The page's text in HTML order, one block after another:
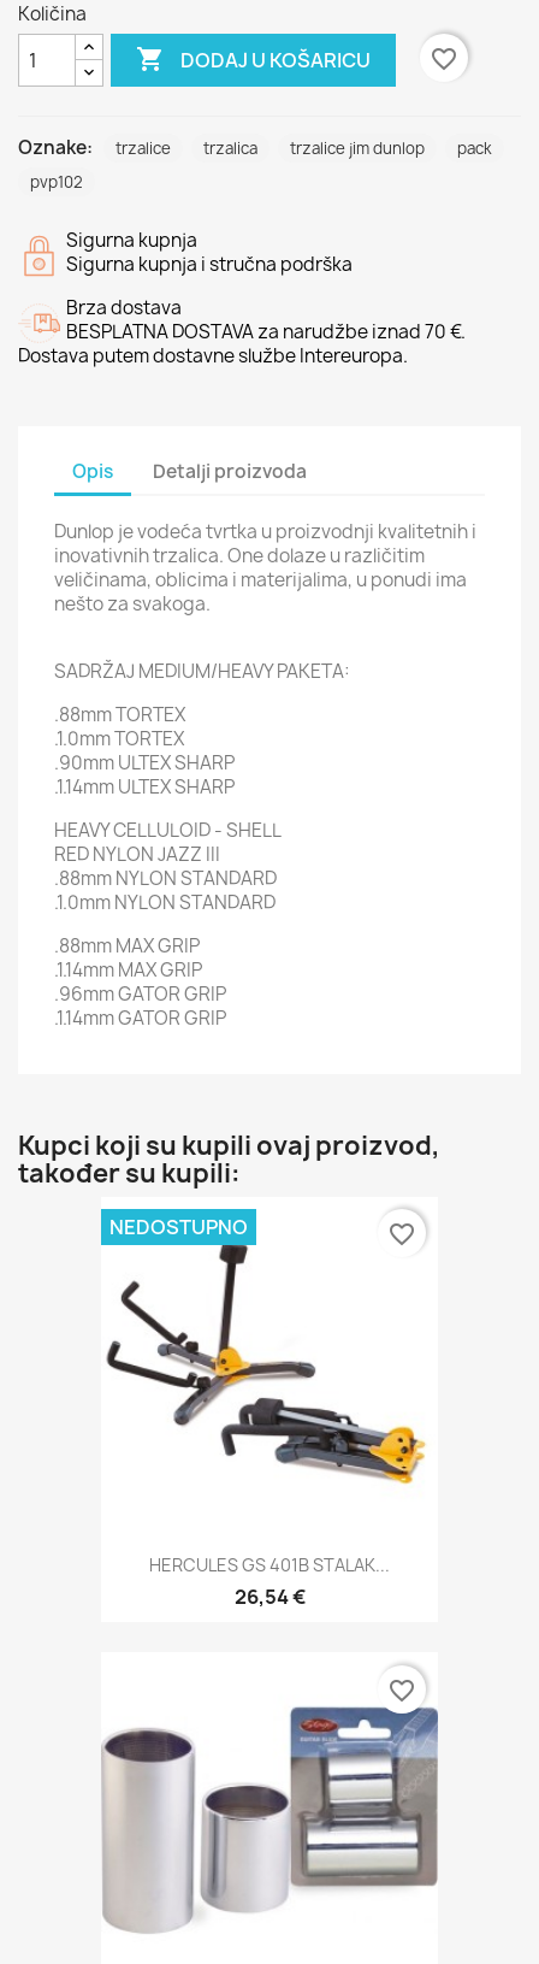
Količina
 DODAJ U KOŠARICU favorite_border
Oznake: trzalice trzalica trzalice jim dunlop
pack
pvp102
Sigurna kupnja
Sigurna kupnja i stručna podrška
Brza dostava
BESPLATNA DOSTAVA za narudžbe iznad 70 €.
Dostava putem dostavne službe Intereuropa.
Opis Detalji proizvoda
Dunlop je vodeća tvrtka u proizvodnji kvalitetnih i
inovativnih trzalica. One dolaze u različitim
veličinama, oblicima i materijalima, u ponudi ima
nešto za svakoga.
SADRŽAJ MEDIUM/HEAVY PAKETA:
.88mm TORTEX
.1.0mm TORTEX
.90mm ULTEX SHARP
.1.14mm ULTEX SHARP
HEAVY CELLULOID - SHELL
RED NYLON JAZZ III
.88mm NYLON STANDARD
.1.0mm NYLON STANDARD
.88mm MAX GRIP
.1.14mm MAX GRIP
.96mm GATOR GRIP
.1.14mm GATOR GRIP
Kupci koji su kupili ovaj proizvod,
također su kupili:
HERCULES GS 401B STALAK...
26,54 €
NEDOSTUPNO favorite_border
favorite_border